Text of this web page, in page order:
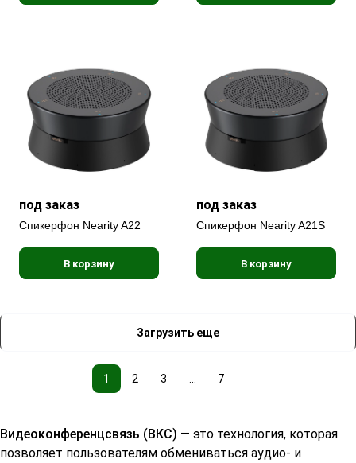
под заказ
Спикерфон Nearity A22
В корзину
под заказ
Спикерфон Nearity A21S
В корзину
Загрузить еще
1 2 3 ... 7
Видеоконференцсвязь (ВКС) — это технология, которая
позволяет пользователям обмениваться аудио- и